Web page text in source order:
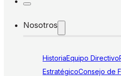
Nosotros
HistoriaEquipo Directivo
EstratégicoConsejo de